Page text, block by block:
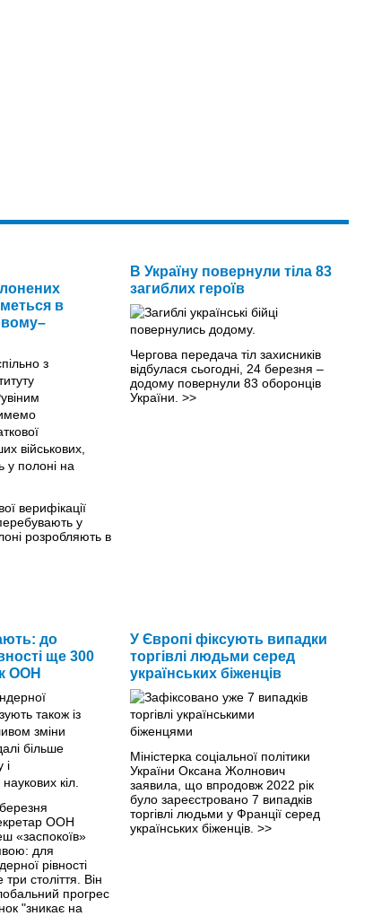
в
верифікації
у
розробляють в
В Україну повернули тіла 83
загиблих героїв
Чергова передача тіл захисників
відбулася сьогодні, 24 березня –
додому повернули 83 оборонців
України. >>
до
ще 300
ООН
ООН
«заспокоїв»
для
рівності
століття. Він
прогрес
"зникає на
У Європі фіксують випадки
торгівлі людьми серед
українських біженців
Міністерка соціальної політики
України Оксана Жолнович
заявила, що впродовж 2022 рік
було зареєстровано 7 випадків
торгівлі людьми у Франції серед
українських біженців. >>